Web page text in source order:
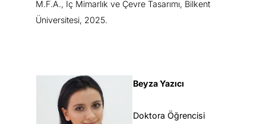
M.F.A., İç Mimarlık ve Çevre Tasarımı, Bilkent
Üniversitesi, 2025.
Beyza Yazıcı
Doktora Öğrencisi